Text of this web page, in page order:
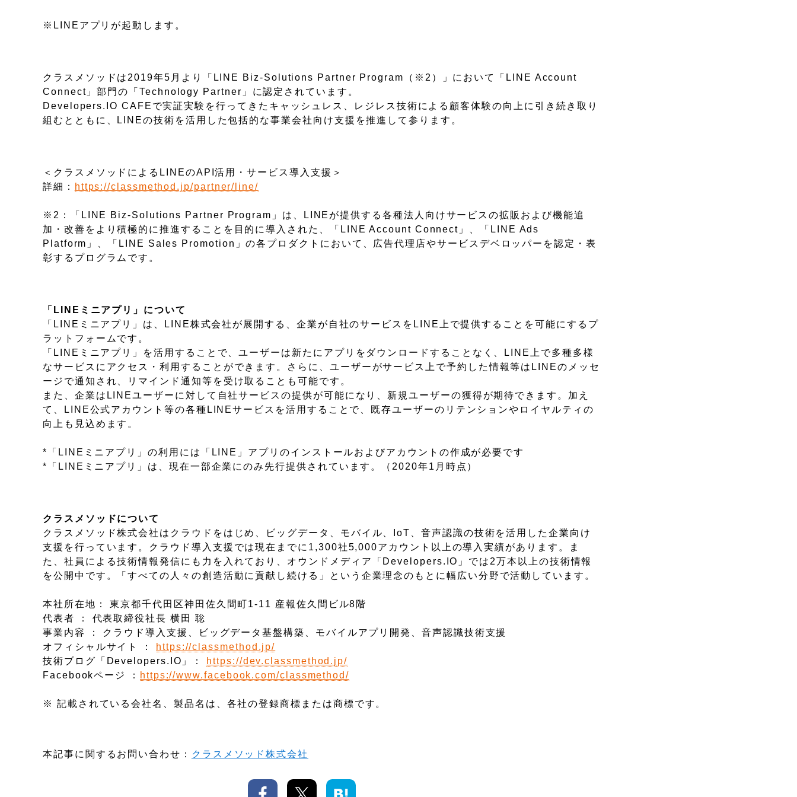
※LINEアプリが起動します。
クラスメソッドは2019年5月より「LINE Biz-Solutions Partner Program（※2）」において「LINE Account
Connect」部門の「Technology Partner」に認定されています。
Developers.IO CAFEで実証実験を行ってきたキャッシュレス、レジレス技術による顧客体験の向上に引き続き取り
組むとともに、LINEの技術を活用した包括的な事業会社向け支援を推進して参ります。
＜クラスメソッドによるLINEのAPI活用・サービス導入支援＞
詳細：
https://classmethod.jp/partner/line/
※2：「LINE Biz-Solutions Partner Program」は、LINEが提供する各種法人向けサービスの拡販および機能追
加・改善をより積極的に推進することを目的に導入された、「LINE Account Connect」、「LINE Ads
Platform」、「LINE Sales Promotion」の各プロダクトにおいて、広告代理店やサービスデベロッパーを認定・表
彰するプログラムです。
「LINEミニアプリ」について
「LINEミニアプリ」は、LINE株式会社が展開する、企業が自社のサービスをLINE上で提供することを可能にするプ
ラットフォームです。
「LINEミニアプリ」を活用することで、ユーザーは新たにアプリをダウンロードすることなく、LINE上で多種多様
なサービスにアクセス・利用することができます。さらに、ユーザーがサービス上で予約した情報等はLINEのメッセ
ージで通知され、リマインド通知等を受け取ることも可能です。
また、企業はLINEユーザーに対して自社サービスの提供が可能になり、新規ユーザーの獲得が期待できます。加え
て、LINE公式アカウント等の各種LINEサービスを活用することで、既存ユーザーのリテンションやロイヤルティの
向上も見込めます。
*「LINEミニアプリ」の利用には「LINE」アプリのインストールおよびアカウントの作成が必要です
*「LINEミニアプリ」は、現在一部企業にのみ先行提供されています。（2020年1月時点）
クラスメソッドについて
クラスメソッド株式会社はクラウドをはじめ、ビッグデータ、モバイル、IoT、音声認識の技術を活用した企業向け
支援を行っています。クラウド導入支援では現在までに1,300社5,000アカウント以上の導入実績があります。ま
た、社員による技術情報発信にも力を入れており、オウンドメディア「Developers.IO」では2万本以上の技術情報
を公開中です。「すべての人々の創造活動に貢献し続ける」という企業理念のもとに幅広い分野で活動しています。
本社所在地： 東京都千代田区神田佐久間町1-11 産報佐久間ビル8階
代表者 ： 代表取締役社長 横田 聡
事業内容 ： クラウド導入支援、ビッグデータ基盤構築、モバイルアプリ開発、音声認識技術支援
オフィシャルサイト ：
https://classmethod.jp/
技術ブログ「Developers.IO」：
https://dev.classmethod.jp/
Facebookページ ：
https://www.facebook.com/classmethod/
※ 記載されている会社名、製品名は、各社の登録商標または商標です。
本記事に関するお問い合わせ： クラスメソッド株式会社